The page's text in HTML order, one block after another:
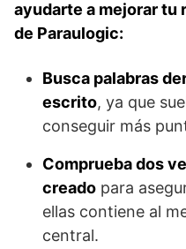
ayudarte a mejorar tu
de Paraulogic:
Busca palabras
escrito, ya que
conseguir más
Comprueba dos
creado para
ellas contiene al
central.